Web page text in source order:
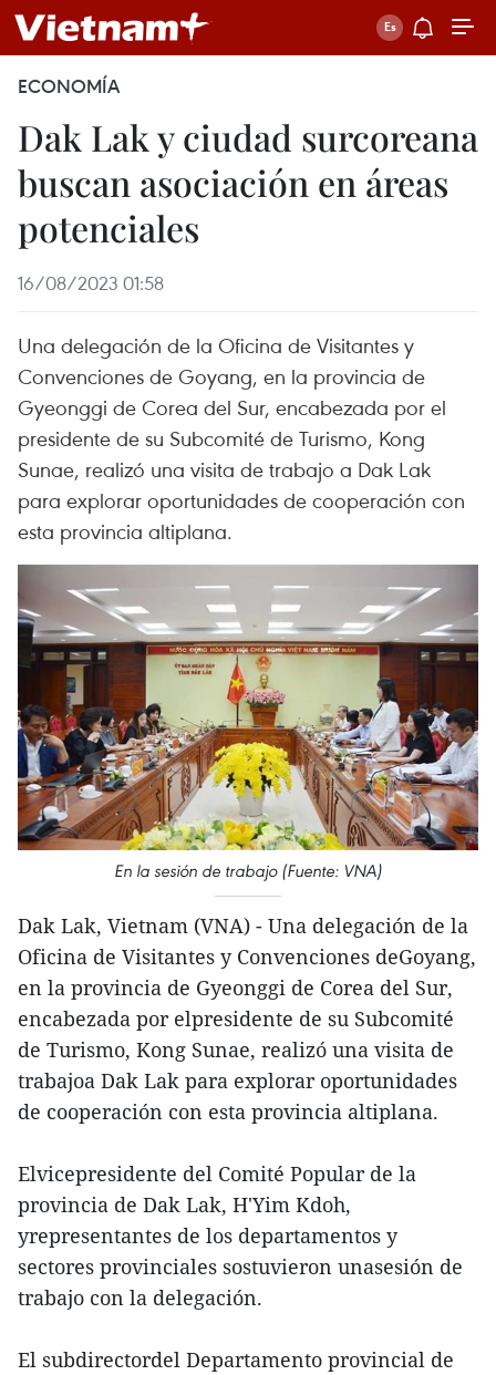
ECONOMÍA
Dak Lak y ciudad surcoreana
buscan asociación en áreas
potenciales
16/08/2023 01:58
Una delegación de la Oficina de Visitantes y
Convenciones de Goyang, en la provincia de
Gyeonggi de Corea del Sur, encabezada por el
presidente de su Subcomité de Turismo, Kong
Sunae, realizó una visita de trabajo a Dak Lak
para explorar oportunidades de cooperación con
esta provincia altiplana.
En la sesión de trabajo (Fuente: VNA)
Dak Lak, Vietnam (VNA) - Una delegación de la
Oficina de Visitantes y Convenciones deGoyang,
en la provincia de Gyeonggi de Corea del Sur,
encabezada por elpresidente de su Subcomité
de Turismo, Kong Sunae, realizó una visita de
trabajoa Dak Lak para explorar oportunidades
de cooperación con esta provincia altiplana.
Elvicepresidente del Comité Popular de la
provincia de Dak Lak, H'Yim Kdoh,
yrepresentantes de los departamentos y
sectores provinciales sostuvieron unasesión de
trabajo con la delegación.
El subdirectordel Departamento provincial de